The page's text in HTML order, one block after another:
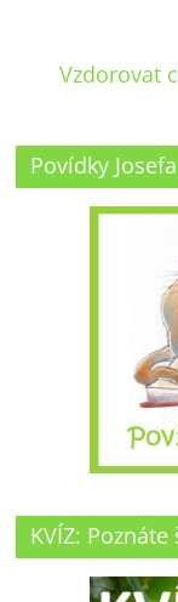
Vzdorovat
Povídky
KVÍZ: